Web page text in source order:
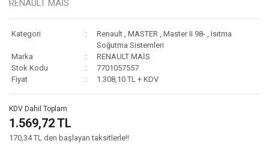
RENAULT MAİS
Kategori Renault MASTER Master II 98- Isıtma
Soğutma Sistemleri
Marka
RENAULT MAİS
Stok Kodu
7701057557
Fiyat
1.308,10 TL + KDV
KDV Dahil Toplam
1.569,72 TL
170,34 TL den başlayan taksitlerle!!